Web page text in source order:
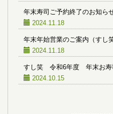
年末寿司ご予約終了のお知ら
2024.11.18
年末年始営業のご案内（すし笑
2024.11.18
すし笑 令和6年度 年末お寿
2024.10.15